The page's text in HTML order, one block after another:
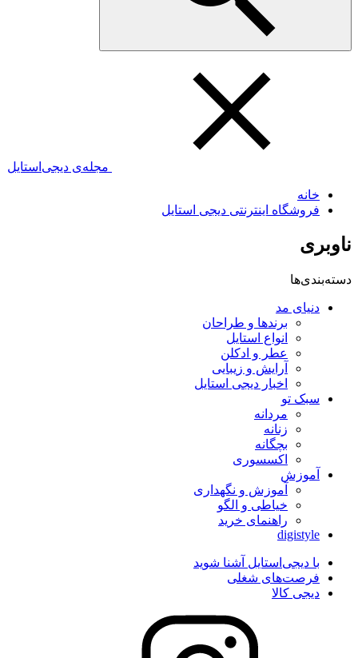
مجله‌ی دیجی‌استایل
خانه
فروشگاه اینترنتی دیجی استایل
ناوبری
دسته‌بندی‌ها
دنیای مد
برندها و طراحان
انواع استایل
عطر و ادکلن
آرایش و زیبایی
اخبار دیجی استایل
سبک تو
مردانه
زنانه
بچگانه
اکسسوری
آموزش
آموزش و نگهداری
خیاطی و الگو
راهنمای خرید
digistyle
با دیجی‌استایل آشنا شوید
فرصت‌های شغلی
دیجی کالا